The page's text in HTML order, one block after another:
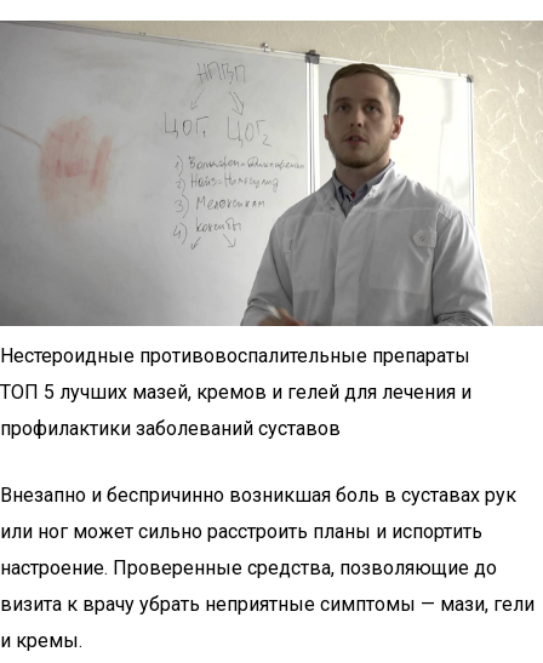
Нестероидные противовоспалительные препараты
ТОП 5 лучших мазей, кремов и гелей для лечения и
профилактики заболеваний суставов
Внезапно и беспричинно возникшая боль в суставах рук
или ног может сильно расстроить планы и испортить
настроение. Проверенные средства, позволяющие до
визита к врачу убрать неприятные симптомы — мази, гели
и кремы.